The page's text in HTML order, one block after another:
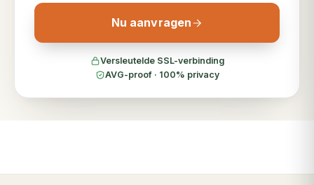
Nu aanvragen
Versleutelde SSL-verbinding
AVG-proof · 100% privacy